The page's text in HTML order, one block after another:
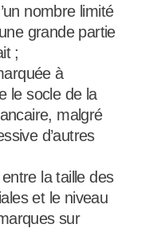
nombre limité
grande partie
;
à
le socle de la
malgré
d’autres
la taille des
et le niveau
sur